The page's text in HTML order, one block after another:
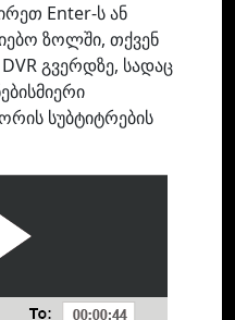
Enter-ს ან
ზოლში, თქვენ
გვერდზე, სადაც
სუბტიტრების